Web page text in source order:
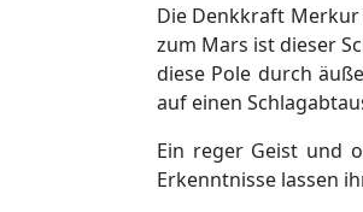
Die Denkkraft
zum Mars ist dieser
diese Pole durch
auf einen
Ein reger Geist und
Erkenntnisse lassen